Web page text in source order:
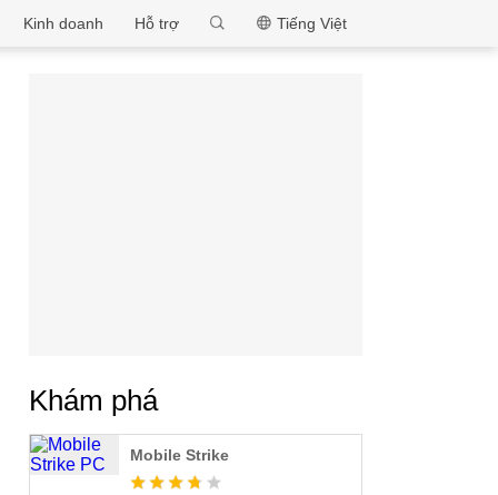
MEmu
Tiếng Việt
Hỗ trợ
Kinh doanh
Khám phá
Mobile Strike